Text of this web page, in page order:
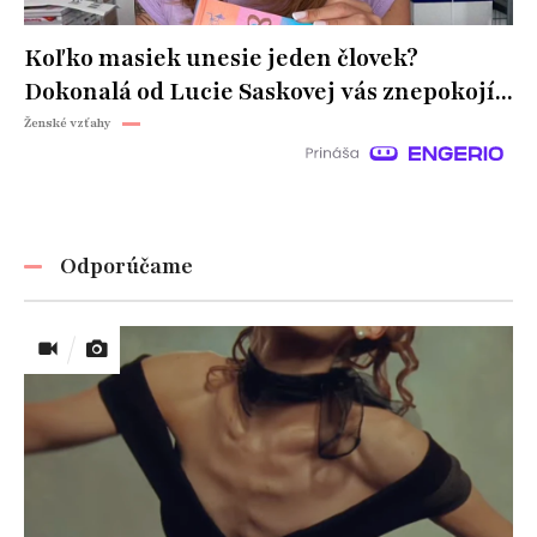
Koľko masiek unesie jeden človek?
Dokonalá od Lucie Saskovej vás znepokojí...
Ženské vzťahy
Odporúčame